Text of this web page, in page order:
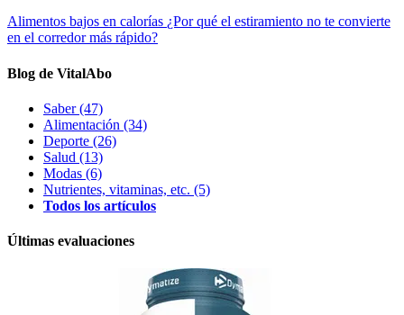
Alimentos bajos en calorías ¿Por qué el estiramiento no te convierte
en el corredor más rápido?
Blog de VitalAbo
Saber(47)
Alimentación (34)
Deporte (26)
Salud (13)
Modas (6)
Nutrientes, vitaminas, etc. (5)
Todos los artículos
Últimas evaluaciones